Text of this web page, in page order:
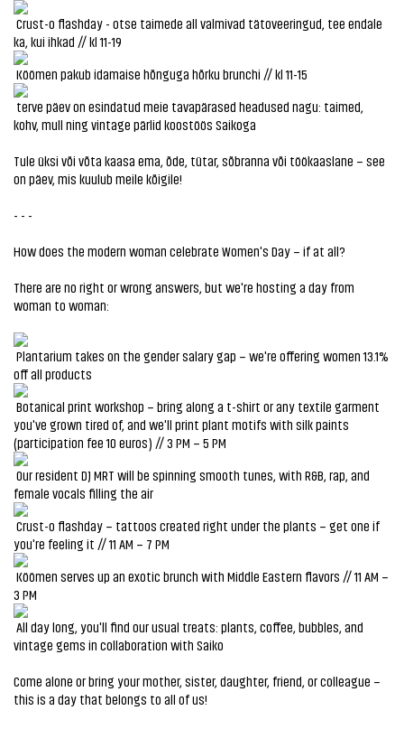
Crust-o flashday - otse taimede all valmivad tätoveeringud, tee endale
ka, kui ihkad // kl 11-19
Köömen pakub idamaise hõnguga hõrku brunchi // kl 11-15
terve päev on esindatud meie tavapärased headused nagu: taimed,
kohv, mull ning vintage pärlid koostöös Saikoga
Tule üksi või võta kaasa ema, õde, tütar, sõbranna või töökaaslane – see
on päev, mis kuulub meile kõigile!
- - -
How does the modern woman celebrate Women's Day – if at all?
There are no right or wrong answers, but we're hosting a day from
woman to woman:
Plantarium takes on the gender salary gap – we're offering women 13.1%
off all products
Botanical print workshop – bring along a t-shirt or any textile garment
you've grown tired of, and we'll print plant motifs with silk paints
(participation fee 10 euros) // 3 PM – 5 PM
Our resident DJ MRT will be spinning smooth tunes, with R&B, rap, and
female vocals filling the air
Crust-o flashday – tattoos created right under the plants – get one if
you're feeling it // 11 AM – 7 PM
Köömen serves up an exotic brunch with Middle Eastern flavors // 11 AM –
3 PM
All day long, you'll find our usual treats: plants, coffee, bubbles, and
vintage gems in collaboration with Saiko
Come alone or bring your mother, sister, daughter, friend, or colleague –
this is a day that belongs to all of us!